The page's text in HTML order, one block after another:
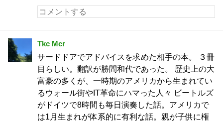
Tkc Mcr
サードドアでアドバイスを求めた相手の本。 ３冊
目らしい。翻訳が勝間和代であった。 歴史上の大
富豪の多くが、一時期のアメリカから生まれてい
るウォール街やIT革命にハマった人々 ビートルズ
がドイツで8時間も毎日演奏した話。アメリカで
は1月生まれが体系的に有利な話。親が子供に権